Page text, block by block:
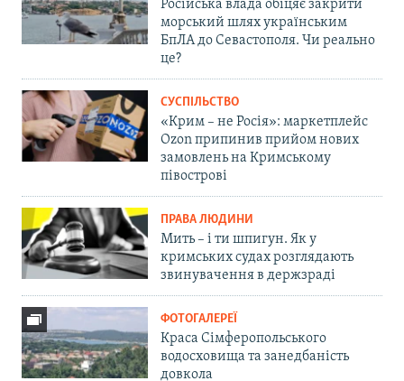
Російська влада обіцяє закрити
морський шлях українським
БпЛА до Севастополя. Чи реально
це?
СУСПІЛЬСТВО
«Крим – не Росія»: маркетплейс
Ozon припинив прийом нових
замовлень на Кримському
півострові
ПРАВА ЛЮДИНИ
Мить – і ти шпигун. Як у
кримських судах розглядають
звинувачення в держзраді
ФОТОГАЛЕРЕЇ
Краса Сімферопольського
водосховища та занедбаність
довкола